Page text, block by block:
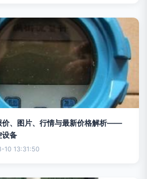
价、图片、行情与最新价格解析——
设备
10 13:31:50